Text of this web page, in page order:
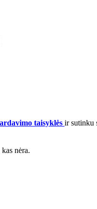
taisyklės ir sutinku
nėra.